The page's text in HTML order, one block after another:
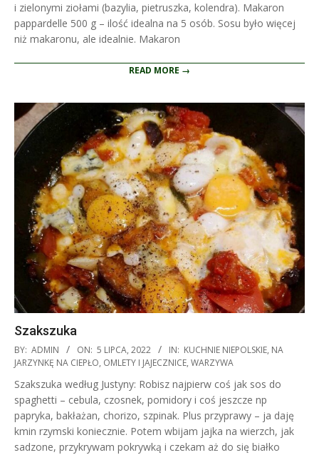
i zielonymi ziołami (bazylia, pietruszka, kolendra). Makaron
pappardelle 500 g – ilość idealna na 5 osób. Sosu było więcej
niż makaronu, ale idealnie. Makaron
READ MORE →
Szakszuka
2022-
07-
05
BY: ADMIN ON: 5 LIPCA, 2022 IN: KUCHNIE NIEPOLSKIE, NA
JARZYNKĘ NA CIEPŁO, OMLETY I JAJECZNICE, WARZYWA
Szakszuka według Justyny: Robisz najpierw coś jak sos do
spaghetti – cebula, czosnek, pomidory i coś jeszcze np
papryka, bakłażan, chorizo, szpinak. Plus przyprawy – ja daję
kmin rzymski koniecznie. Potem wbijam jajka na wierzch, jak
sadzone, przykrywam pokrywką i czekam aż do się białko